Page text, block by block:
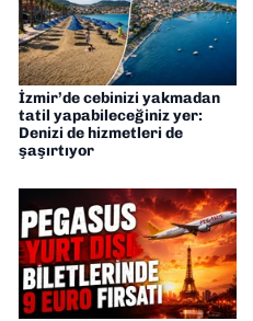
İzmir’de cebinizi yakmadan
tatil yapabileceğiniz yer:
Denizi de hizmetleri de
şaşırtıyor